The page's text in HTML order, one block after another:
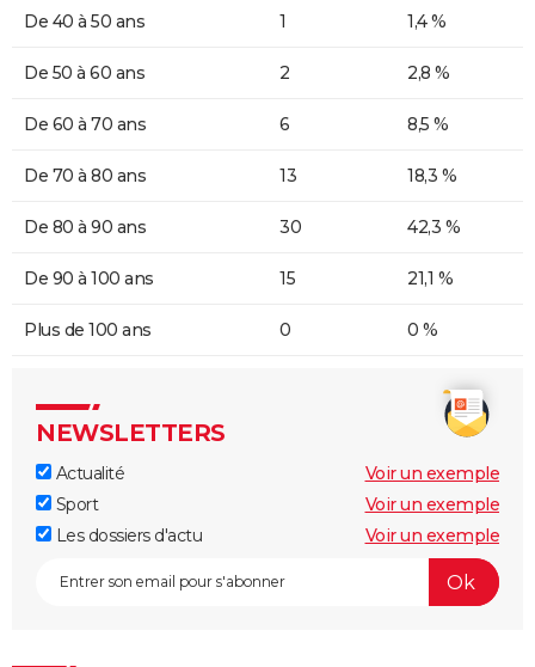
De 40 à 50 ans 1 1,4 %
De 50 à 60 ans 2 2,8 %
De 60 à 70 ans 6 8,5 %
De 70 à 80 ans 13 18,3 %
De 80 à 90 ans 30 42,3 %
De 90 à 100 ans 15 21,1 %
Plus de 100 ans 0 0 %
NEWSLETTERS
Actualité
Voir un exemple
Sport
Voir un exemple
Les dossiers d'actu
Voir un exemple